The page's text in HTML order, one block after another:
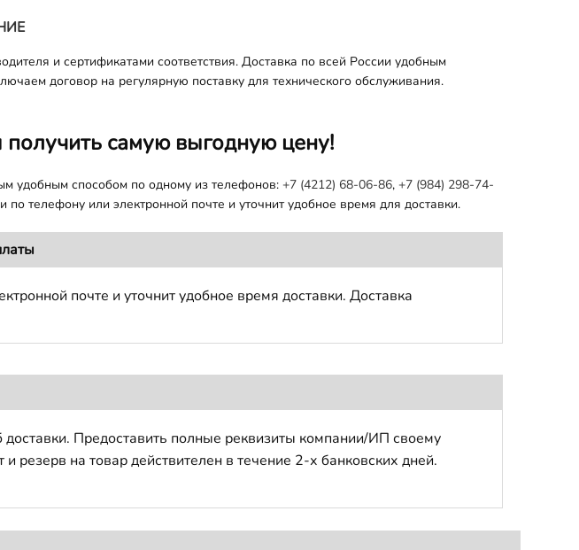
и сертификатами соответствия. Доставка по всей России удобным
договор на регулярную поставку для технического обслуживания.
получить самую выгодную цену!
удобным способом по одному из телефонов: +7 (4212) 68-06-86, +7 (984) 298-74-
телефону или электронной почте и уточнит удобное время для доставки.
почте и уточнит удобное время доставки. Доставка
Предоставить полные реквизиты компании/ИП своему
на товар действителен в течение 2-х банковских дней.